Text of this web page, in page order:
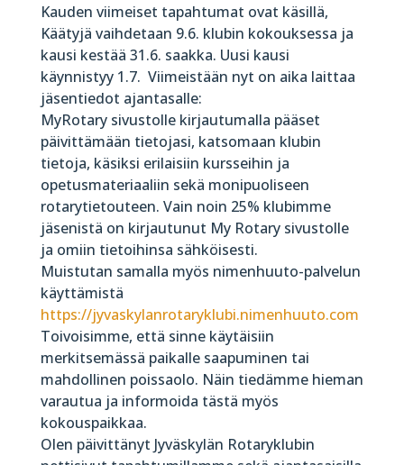
Kauden viimeiset tapahtumat ovat käsillä,
Käätyjä vaihdetaan 9.6. klubin kokouksessa ja
kausi kestää 31.6. saakka. Uusi kausi
käynnistyy 1.7. Viimeistään nyt on aika laittaa
jäsentiedot ajantasalle:
MyRotary sivustolle kirjautumalla pääset
päivittämään tietojasi, katsomaan klubin
tietoja, käsiksi erilaisiin kursseihin ja
opetusmateriaaliin sekä monipuoliseen
rotarytietouteen. Vain noin 25% klubimme
jäsenistä on kirjautunut My Rotary sivustolle
ja omiin tietoihinsa sähköisesti.
Muistutan samalla myös nimenhuuto-palvelun
käyttämistä
https://jyvaskylanrotaryklubi.nimenhuuto.com
Toivoisimme, että sinne käytäisiin
merkitsemässä paikalle saapuminen tai
mahdollinen poissaolo. Näin tiedämme hieman
varautua ja informoida tästä myös
kokouspaikkaa.
Olen päivittänyt Jyväskylän Rotaryklubin